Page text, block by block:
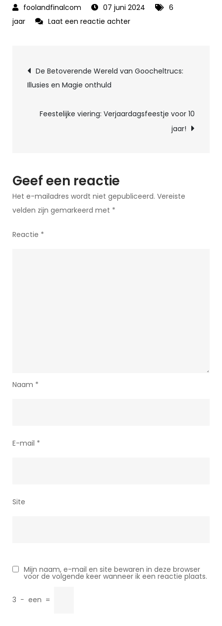
07 juni 2024
6
jaar
Laat een reactie achterop
een
Vier
Berichtnavigatie
De Betoverende Wereld van Goocheltrucs:
Illusies en Magie onthuld
Feestelijke viering: Verjaardagsfeestje voor 10
jaar!
Geef een reactie
Het e-mailadres wordt niet gepubliceerd. Vereiste
velden zijn gemarkeerd met *
Reactie *
Naam *
E-mail *
Site
Mijn naam, e-mail en site bewaren in deze browser
voor de volgende keer wanneer ik een reactie plaats.
3 − een =